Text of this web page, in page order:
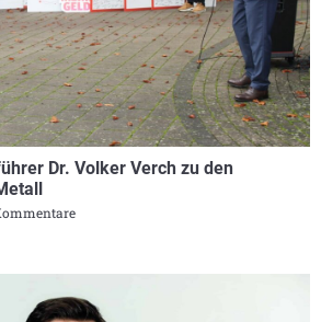
Dr. Volker Verch zu den